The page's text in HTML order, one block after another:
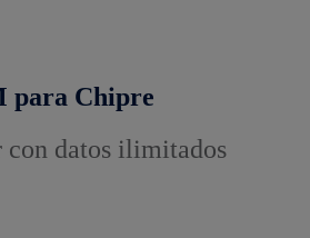
para Chipre
datos ilimitados